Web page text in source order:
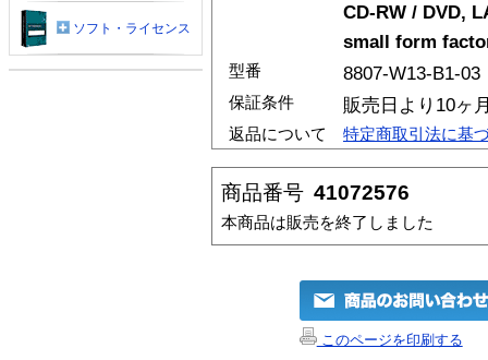
CD-RW / DVD,
small form
型番 8807-W13-B1-03
保証条件 販売日より10ヶ
返品について 特定商取引法に基
商品番号 41072576
本商品は販売を終了しました
このページを印刷する
ソフト・ライセンス